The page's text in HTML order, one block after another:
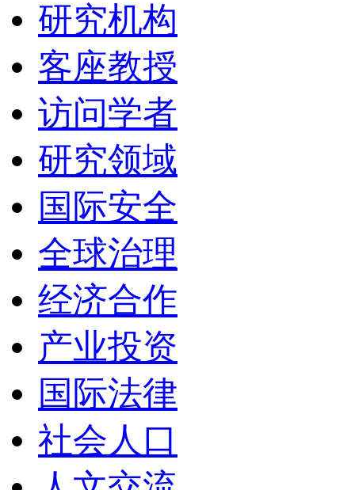
研究机构
客座教授
访问学者
研究领域
国际安全
全球治理
经济合作
产业投资
国际法律
社会人口